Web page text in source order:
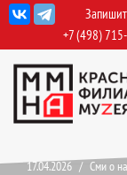
Перейти
к
содержимому
+7 (498)
17.04.2026 Сми о